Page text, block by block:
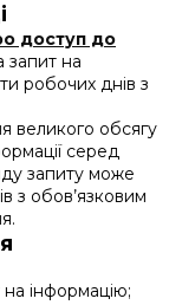
доступ до
запит на
робочих днів з
великого обсягу
серед
запиту може
з обов’язковим
інформацію;